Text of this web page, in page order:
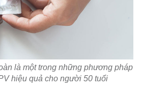
là một trong những phương pháp
hiệu quả cho người 50 tuổi